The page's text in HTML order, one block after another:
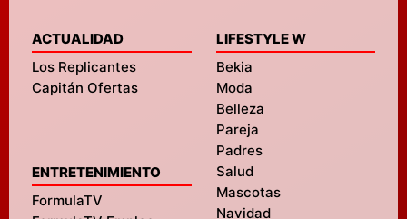
ACTUALIDAD
Los Replicantes
Capitán Ofertas
ENTRETENIMIENTO
FormulaTV
LIFESTYLE W
Bekia
Moda
Belleza
Pareja
Padres
Salud
Mascotas
Navidad